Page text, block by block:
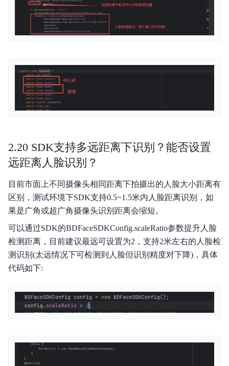
2.20 SDK支持多远距离下识别？能否设置
远距离人脸识别？
目前市面上不同摄像头相同距离下拍摄出的人脸大小距离有
区别，测试环境下SDK支持0.5~1.5米内人脸距离识别，如
果是广角或超广角摄像头识别距离会缩短。
可以通过SDK的BDFaceSDKConfig.scaleRatio参数提升人脸
检测距离，目前建议最远可设置为2，支持2米左右的人脸检
测识别(太远情况下可检测到人脸但识别精度对下降)，具体
代码如下: